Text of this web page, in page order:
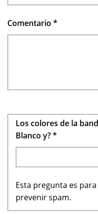
Comentario *
Los colores de la
Blanco y?*
Esta pregunta es
prevenir spam.